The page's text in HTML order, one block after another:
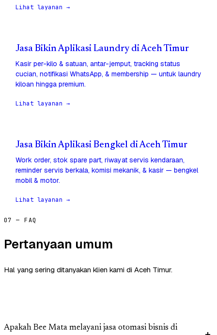
Lihat layanan →
Jasa Bikin Aplikasi Laundry di Aceh Timur
Kasir per-kilo & satuan, antar-jemput, tracking status
cucian, notifikasi WhatsApp, & membership — untuk laundry
kiloan hingga premium.
Lihat layanan →
Jasa Bikin Aplikasi Bengkel di Aceh Timur
Work order, stok spare part, riwayat servis kendaraan,
reminder servis berkala, komisi mekanik, & kasir — bengkel
mobil & motor.
Lihat layanan →
07 — FAQ
Pertanyaan umum
Hal yang sering ditanyakan klien kami di Aceh Timur.
Apakah Bee Mata melayani jasa otomasi bisnis di